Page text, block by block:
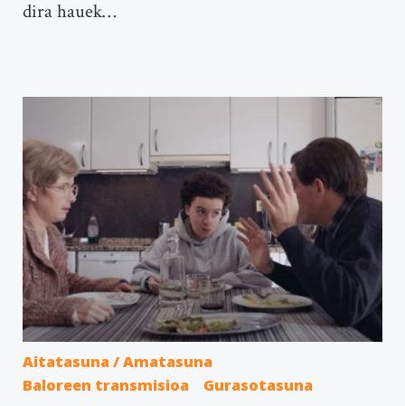
dira hauek…
Aitatasuna / Amatasuna
Baloreen transmisioa
Gurasotasuna